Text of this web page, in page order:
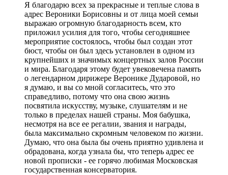
Я благодарю всех за прекрасные и теплые слова в
адрес Вероники Борисовны и от лица моей семьи
выражаю огромную благодарность всем, кто
приложил усилия для того, чтобы сегодняшнее
мероприятие состоялось, чтобы был создан этот
бюст, чтобы он был здесь установлен в одном из
крупнейших и значимых концертных залов России
и мира. Благодаря этому будет увековечена память
о легендарном дирижере Веронике Дударовой, но
я думаю, и вы со мной согласитесь, что это
справедливо, потому что она свою жизнь
посвятила искусству, музыке, слушателям и не
только в пределах нашей страны. Моя бабушка,
несмотря на все ее регалии, звания и награды,
была максимально скромным человеком по жизни.
Думаю, что она была бы очень приятно удивлена и
обрадована, когда узнала бы, что теперь адрес ее
новой прописки - ее горячо любимая Московская
государственная консерватория.